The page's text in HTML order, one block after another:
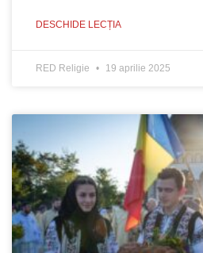
DESCHIDE LECȚIA
RED Religie 19 aprilie 2025